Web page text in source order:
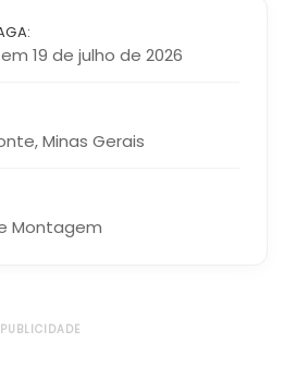
19 de julho de 2026
,Minas Gerais
Montagem
PUBLICIDADE